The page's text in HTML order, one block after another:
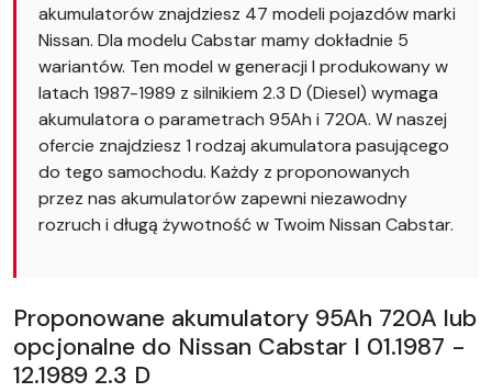
akumulatorów znajdziesz 47 modeli pojazdów marki
Nissan. Dla modelu Cabstar mamy dokładnie 5
wariantów. Ten model w generacji I produkowany w
latach 1987-1989 z silnikiem 2.3 D (Diesel) wymaga
akumulatora o parametrach 95Ah i 720A. W naszej
ofercie znajdziesz 1 rodzaj akumulatora pasującego
do tego samochodu. Każdy z proponowanych
przez nas akumulatorów zapewni niezawodny
rozruch i długą żywotność w Twoim Nissan Cabstar.
Proponowane akumulatory 95Ah 720A lub
opcjonalne do Nissan Cabstar I 01.1987 -
12.1989 2.3 D